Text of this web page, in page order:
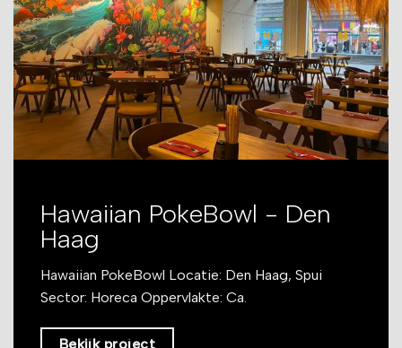
Hawaiian PokeBowl - Den
Haag
Hawaiian PokeBowl Locatie: Den Haag, Spui
Sector: Horeca Oppervlakte: Ca.
Bekijk project